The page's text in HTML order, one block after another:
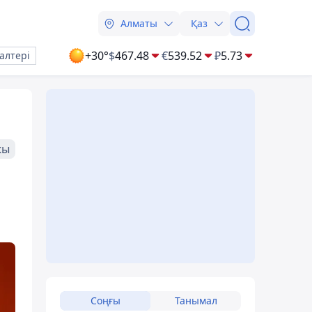
Алматы Қаз
+30°$467.48 €539.52 ₽5.73
Соңғы Танымал